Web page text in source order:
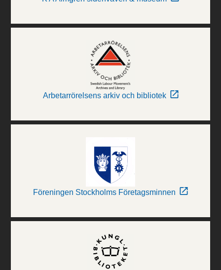
Arbetarrörelsens arkiv och bibliotek
Föreningen Stockholms Företagsminnen